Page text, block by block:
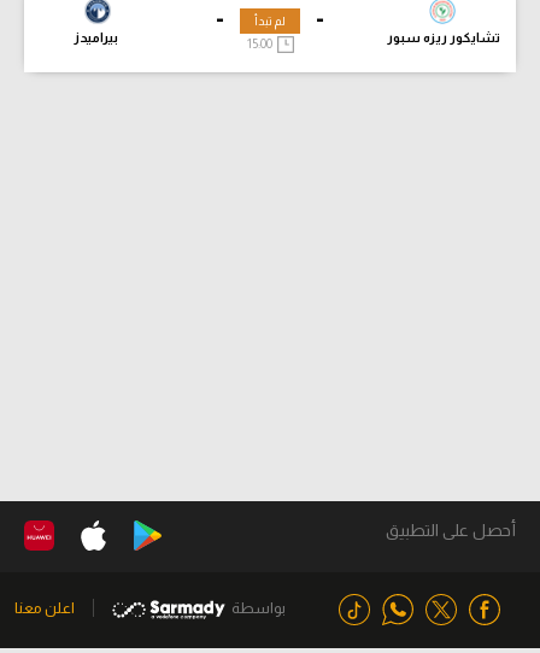
-
تشايكور ريزه سبور
-
بيراميدز
لم تبدأ
15:00
أحصل على التطبيق
بواسطة اعلن معنا